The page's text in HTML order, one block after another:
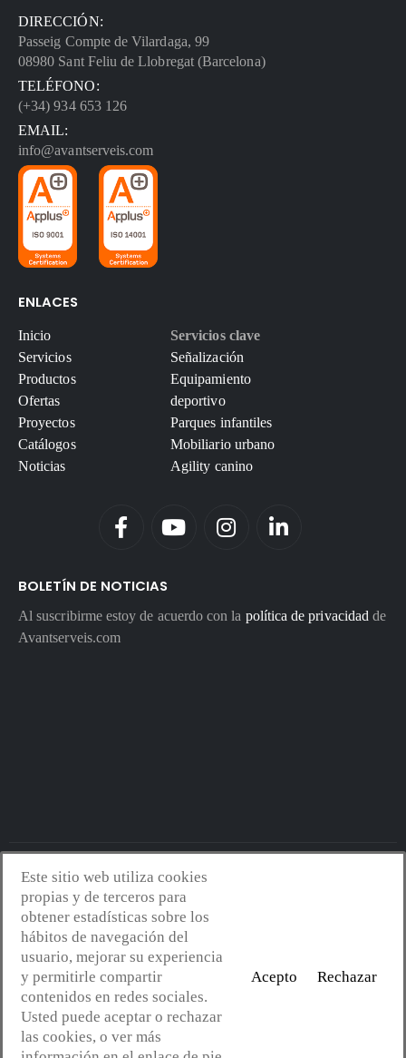
DIRECCIÓN:
Passeig Compte de Vilardaga, 99
08980 Sant Feliu de Llobregat (Barcelona)
TELÉFONO:
(+34) 934 653 126
EMAIL:
info@avantserveis.com
ENLACES
Inicio
Servicios
Productos
Ofertas
Proyectos
Catálogos
Noticias
Servicios clave
Señalización
Equipamiento
deportivo
Parques infantiles
Mobiliario urbano
Agility canino
BOLETÍN DE NOTICIAS
Al suscribirme estoy de acuerdo con la política de privacidadde
Avantserveis.com
Avantserveis.com -Aviso legal - GDPR
Política de cookies-Política de calidad y medio ambiente
web:Mejorconweb
Este sitio web utiliza cookies
propias y de terceros para
obtener estadísticas sobre los
hábitos de navegación del
usuario, mejorar su experiencia
y permitirle compartir
contenidos en redes sociales.
Usted puede aceptar o rechazar
las cookies, o ver más
Acepto Rechazar